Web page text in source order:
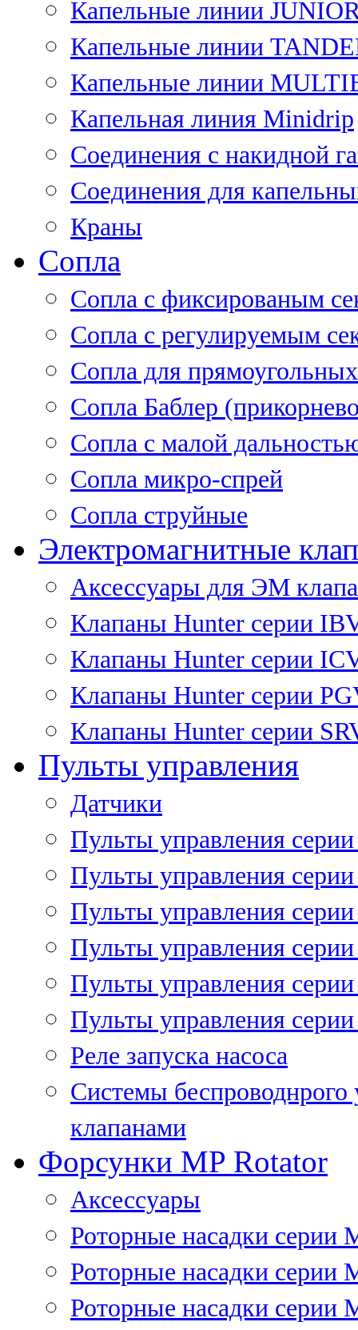
Капельные линии
Капельные линии
Капельные линии
Капельная линия Minidrip
Соединения с накидной
Соединения для
Краны
Сопла
Cопла с фиксированым
Сопла с регулируемым
Сопла для
Сопла Баблер
Сопла с малой
Сопла микро-спрей
Сопла струйные
Электромагнитные
Аксессуары для ЭМ
Клапаны Hunter серии
Клапаны Hunter серии
Клапаны Hunter серии
Клапаны Hunter серии
Пульты управления
Датчики
Пульты управления
Пульты управления
Пульты управления
Пульты управления
Пульты управления
Пульты управления
Реле запуска насоса
Системы
клапанами
Форсунки MP Rotator
Аксессуары
Роторные насадки серии
Роторные насадки серии
Роторные насадки серии